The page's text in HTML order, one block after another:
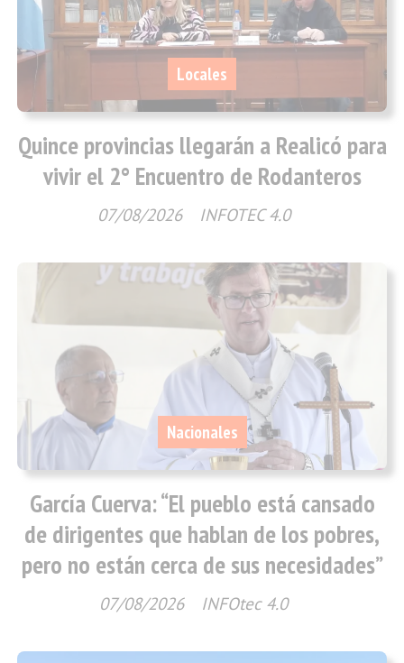
Quince provincias llegarán a Realicó para
vivir el 2° Encuentro de Rodanteros
INFOTEC 4.0
Locales
07/08/2026
García Cuerva: “El pueblo está cansado
de dirigentes que hablan de los pobres,
pero no están cerca de sus necesidades”
INFOtec 4.0
Nacionales
07/08/2026